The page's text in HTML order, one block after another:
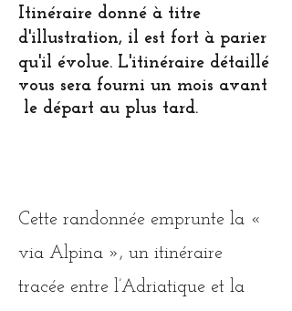
Itinéraire donné à titre
d'illustration, il est fort à parier
qu'il évolue. L'itinéraire détaillé
vous sera fourni un mois avant
le départ au plus tard.
Cette randonnée emprunte la «
via Alpina », un itinéraire
tracée entre l’Adriatique et la